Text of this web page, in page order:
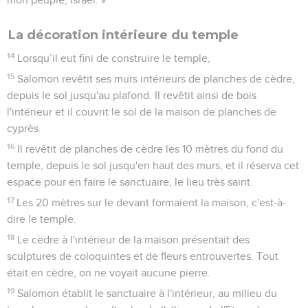
La décoration intérieure du temple
14 Lorsqu’il eut fini de construire le temple,
15 Salomon revêtit ses murs intérieurs de planches de cèdre,
depuis le sol jusqu'au plafond. Il revêtit ainsi de bois
l'intérieur et il couvrit le sol de la maison de planches de
cyprès.
16 Il revêtit de planches de cèdre les 10 mètres du fond du
temple, depuis le sol jusqu'en haut des murs, et il réserva cet
espace pour en faire le sanctuaire, le lieu très saint.
17 Les 20 mètres sur le devant formaient la maison, c'est-à-
dire le temple.
18 Le cèdre à l'intérieur de la maison présentait des
sculptures de coloquintes et de fleurs entrouvertes. Tout
était en cèdre, on ne voyait aucune pierre.
19 Salomon établit le sanctuaire à l'intérieur, au milieu du